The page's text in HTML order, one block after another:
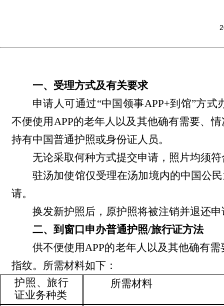
一、受理方式及有关要求
申请人可通过“中国领事APP+到馆”方
不便使用APP的老年人以及其他确有需要、
持有中国普通护照或身份证人员。
无论采取何种方式提交申请，照片均须符
驻汤加使馆仅受理在汤加境内的中国公
请。
换发新护照后，原护照将被注销并退还
二、到窗口申办普通护照/旅行证方法
供不便使用APP的老年人以及其他确有
指纹。所需材料如下：
护照、旅行
证业务种类
所需材料